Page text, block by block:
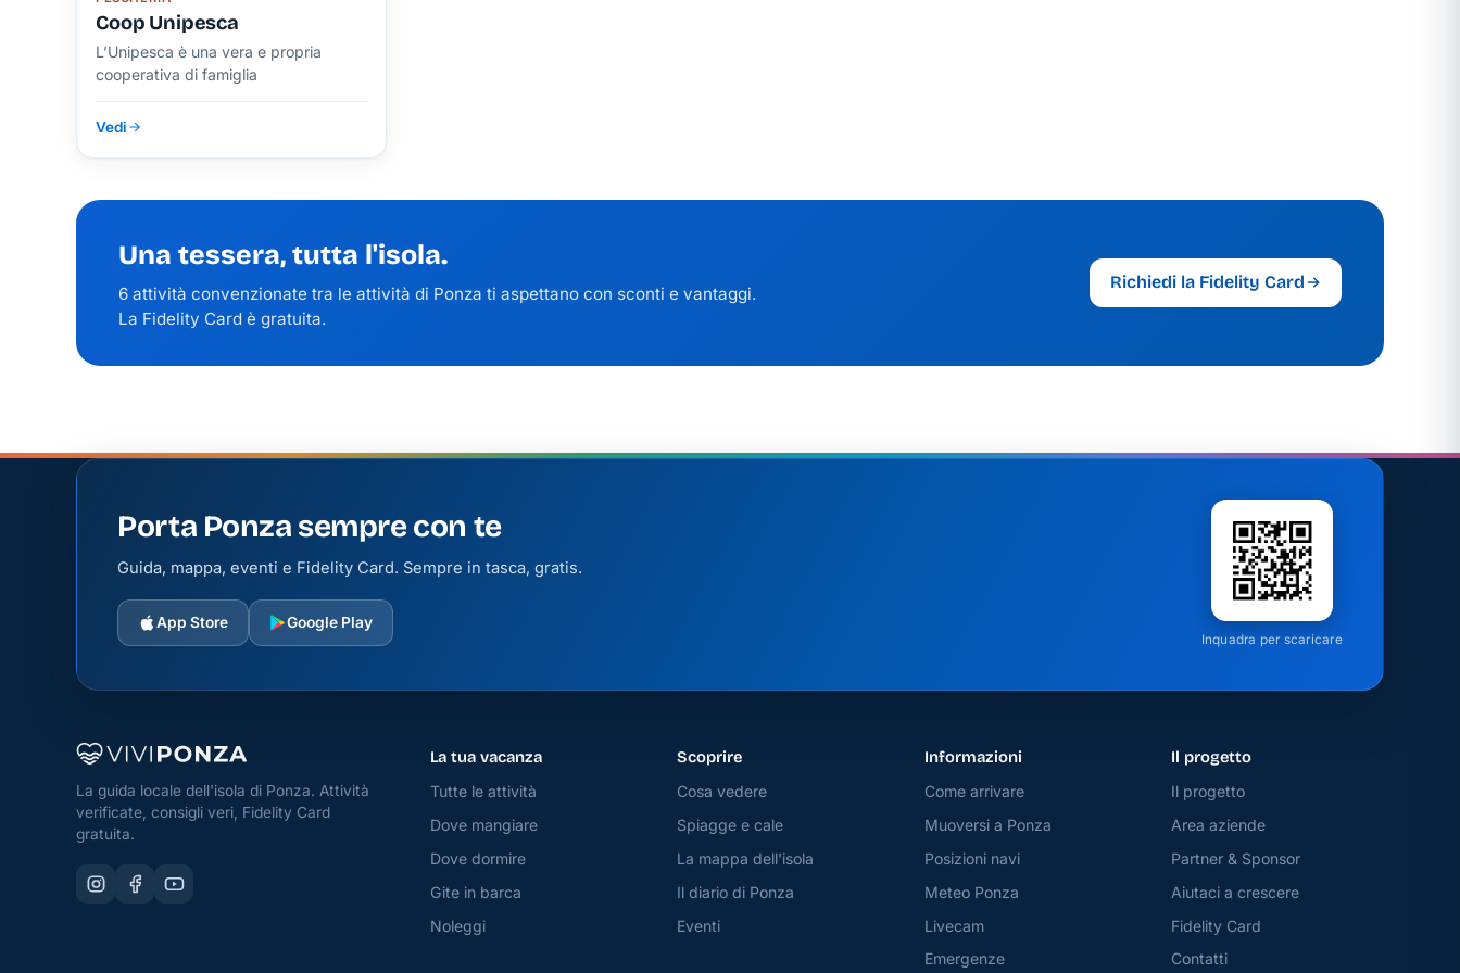
Coop Unipesca
L’Unipesca è una vera e propria
cooperativa di famiglia
Vedi
Una tessera, tutta l'isola.
6 attività convenzionate tra le attività di Ponza ti aspettano con sconti e vantaggi.
La Fidelity Card è gratuita.
Richiedi la Fidelity Card
Porta Ponza sempre con te
Guida, mappa, eventi e Fidelity Card. Sempre in tasca, gratis.
App Store Google Play
Inquadra per scaricare
La guida locale dell'isola di Ponza. Attività
verificate, consigli veri, Fidelity Card
gratuita.
La tua vacanza
Tutte le attività
Dove mangiare
Dove dormire
Gite in barca
Noleggi
Scoprire
Cosa vedere
Spiagge e cale
La mappa dell'isola
Il diario di Ponza
Eventi
Informazioni
Come arrivare
Muoversi a Ponza
Posizioni navi
Meteo Ponza
Livecam
Emergenze
Il progetto
Il progetto
Area aziende
Partner & Sponsor
Aiutaci a crescere
Fidelity Card
Contatti